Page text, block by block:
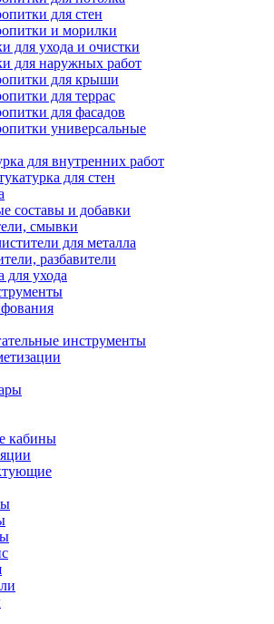
для стен
и морилки
для ухода и очистки
для наружных работ
для крыши
для террас
для фасадов
универсальные
для внутренних работ
для стен
составы и добавки
смывки
для металла
разбавители
для ухода
инструменты
кабины